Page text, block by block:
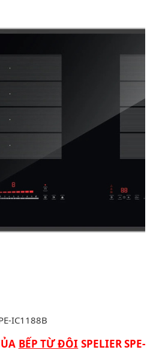
IC1188B
BẾP TỪ ĐÔI SPELIERSPE-